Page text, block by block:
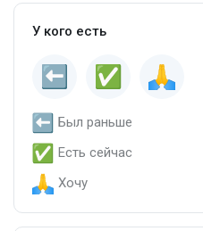
У кого есть
Был раньше
Есть сейчас
Хочу